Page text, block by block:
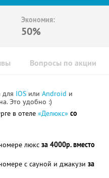
Экономия:
50%
Вопросы по акции
для IOS или Android и
Это удобно :)
в отеле «Делюкс» со
люкс за 4000р. вместо
с сауной и джакузи за